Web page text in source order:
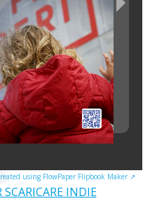
using FlowPaper Flipbook Maker ↗
SCARICARE INDIE